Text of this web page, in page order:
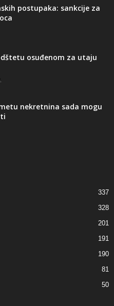
postupaka: sankcije za
osuđenom za utaju
nekretnina sada mogu
337
328
201
191
190
81
50